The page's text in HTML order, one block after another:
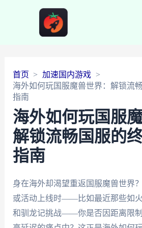
首页
加速国内游戏
海外如何玩国服魔兽世界：解锁流
指南
海外如何玩国服魔
解锁流畅国服的
指南
身在海外却渴望重返国服魔兽世界
或活动上线时——比如最近那些如
和驯龙记挑战——你是否因距离限